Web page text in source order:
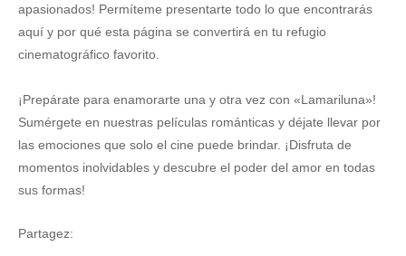
apasionados! Permíteme presentarte todo lo que encontrarás
aquí y por qué esta página se convertirá en tu refugio
cinematográfico favorito.
¡Prepárate para enamorarte una y otra vez con «Lamariluna»!
Sumérgete en nuestras películas románticas y déjate llevar por
las emociones que solo el cine puede brindar. ¡Disfruta de
momentos inolvidables y descubre el poder del amor en todas
sus formas!
Partagez: